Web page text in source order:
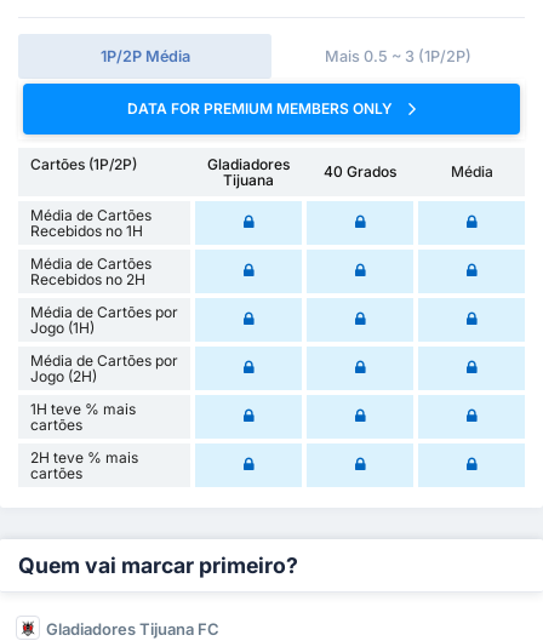
1P/2P Média Mais 0.5 ~ 3 (1P/2P)
DATA FOR PREMIUM MEMBERS ONLY
Cartões (1P/2P)
Gladiadores
Tijuana
40 Grados Média
Média de Cartões
Recebidos no 1H
Média de Cartões
Recebidos no 2H
Média de Cartões por
Jogo (1H)
Média de Cartões por
Jogo (2H)
1H teve % mais
cartões
2H teve % mais
cartões
Quem vai marcar primeiro?
Gladiadores Tijuana FC